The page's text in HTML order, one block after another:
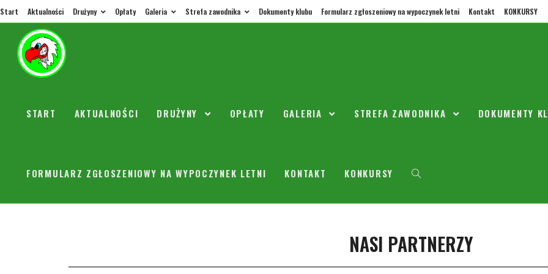
Start Aktualności Drużyny Opłaty Galeria Strefa zawodnika Dokumenty klubu Formularz zgłoszeniowy na wypoczynek letni Kontakt KONKURSY
START AKTUALNOŚCI DRUŻYNY OPŁATY GALERIA STREFA ZAWODNIKA DOKUMENTY
FORMULARZ ZGŁOSZENIOWY NA WYPOCZYNEK LETNI KONTAKT KONKURSY
rocznik 2010
W najbliższy poniedziałek trenujemy 16 30 – 17 45.
NASI PARTNERZY